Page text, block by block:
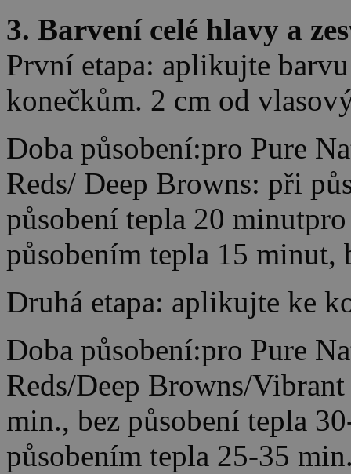
3. Barvení celé hlavy a
První etapa: aplikujte
konečkům. 2 cm od
Doba působení:pro Pure
Reds/ Deep Browns: při
působení tepla 20
působením tepla 15 minut,
Druhá etapa: aplikujte ke
Doba působení:pro Pure
Reds/Deep Browns/
min., bez působení tepla
působením tepla 25-35